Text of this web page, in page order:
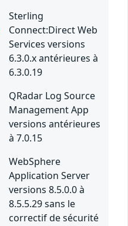
Sterling
Connect:Direct Web
Services versions
6.3.0.x antérieures à
6.3.0.19
QRadar Log Source
Management App
versions antérieures
à 7.0.15
WebSphere
Application Server
versions 8.5.0.0 à
8.5.5.29 sans le
correctif de sécurité